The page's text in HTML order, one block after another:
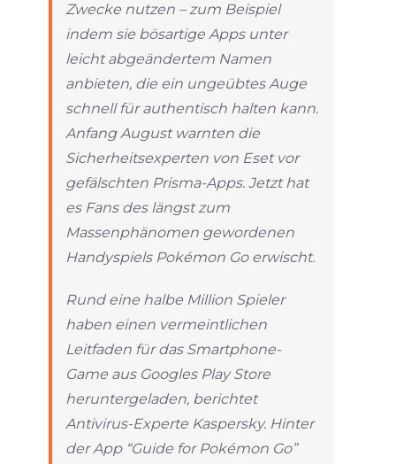
Zwecke nutzen – zum Beispiel
indem sie bösartige Apps unter
leicht abgeändertem Namen
anbieten, die ein ungeübtes Auge
schnell für authentisch halten kann.
Anfang August warnten die
Sicherheitsexperten von Eset vor
gefälschten Prisma-Apps. Jetzt hat
es Fans des längst zum
Massenphänomen gewordenen
Handyspiels Pokémon Go erwischt.
Rund eine halbe Million Spieler
haben einen vermeintlichen
Leitfaden für das Smartphone-
Game aus Googles Play Store
heruntergeladen, berichtet
Antivirus-Experte Kaspersky. Hinter
der App “Guide for Pokémon Go”